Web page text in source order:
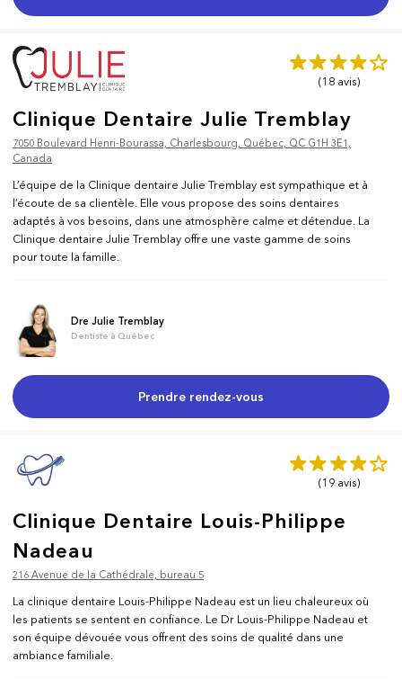
(18avis)
Clinique Dentaire Julie Tremblay
7050 Boulevard Henri-Bourassa, Charlesbourg, Québec, QC G1H 3E1,
Canada
L’équipe de la Clinique dentaire Julie Tremblay est sympathique et à
l’écoute de sa clientèle. Elle vous propose des soins dentaires
adaptés à vos besoins, dans une atmosphère calme et détendue. La
Clinique dentaire Julie Tremblay offre une vaste gamme de soins
pour toute la famille.
Dre Julie Tremblay
Dentiste à Québec
Prendre rendez-vous
(19avis)
Clinique Dentaire Louis-Philippe
Nadeau
216 Avenue de la Cathédrale, bureau 5
La clinique dentaire Louis-Philippe Nadeau est un lieu chaleureux où
les patients se sentent en confiance. Le Dr Louis-Philippe Nadeau et
son équipe dévouée vous offrent des soins de qualité dans une
ambiance familiale.